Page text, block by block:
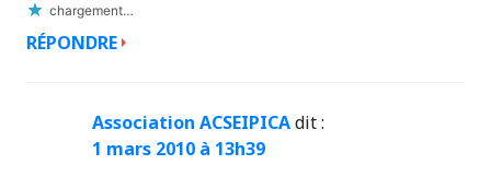
chargement…
RÉPONDRE
Association ACSEIPICAdit :
1 mars 2010 à 13h39